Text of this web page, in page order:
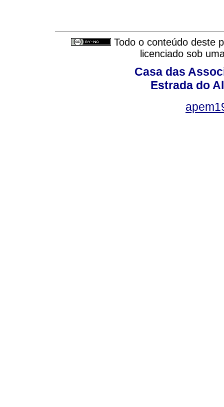
Todo o conteúdo deste
licenciado sob
Casa das
Estrada do